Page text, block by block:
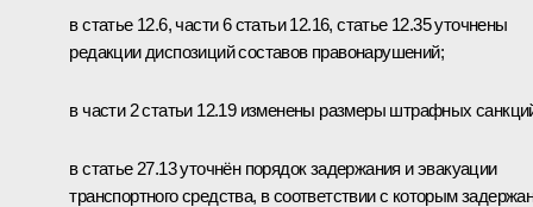
в статье 12.6, части 6 статьи 12.16, статье 12.35 уточнены
редакции диспозиций составов правонарушений;
в части 2 статьи 12.19 изменены размеры штрафных
в статье 27.13 уточнён порядок задержания и эвакуации
транспортного средства, в соответствии с которым